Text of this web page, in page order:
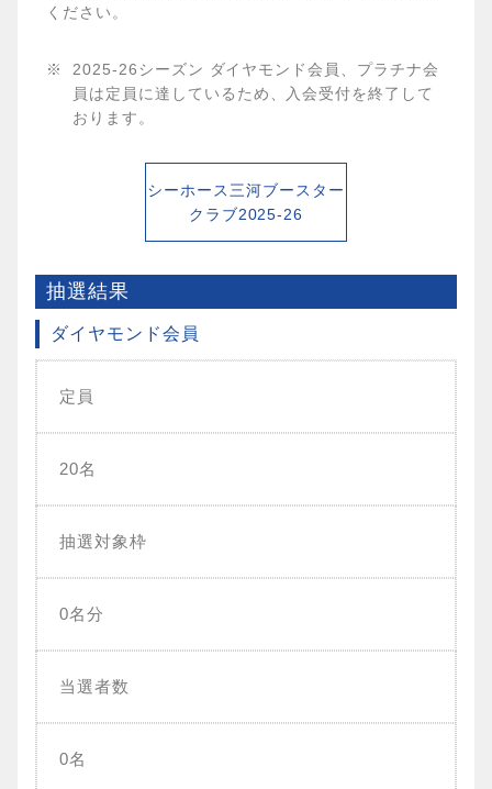
ください。
2025-26シーズン ダイヤモンド会員、プラチナ会
員は定員に達しているため、入会受付を終了して
おります。
シーホース三河ブースター
クラブ2025-26
抽選結果
ダイヤモンド会員
定員
20名
抽選対象枠
0名分
当選者数
0名